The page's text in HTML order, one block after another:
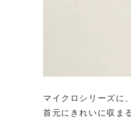
マイクロシリーズに
首元にきれいに収ま